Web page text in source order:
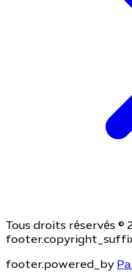
Tous droits réservés ©
footer.powered_by